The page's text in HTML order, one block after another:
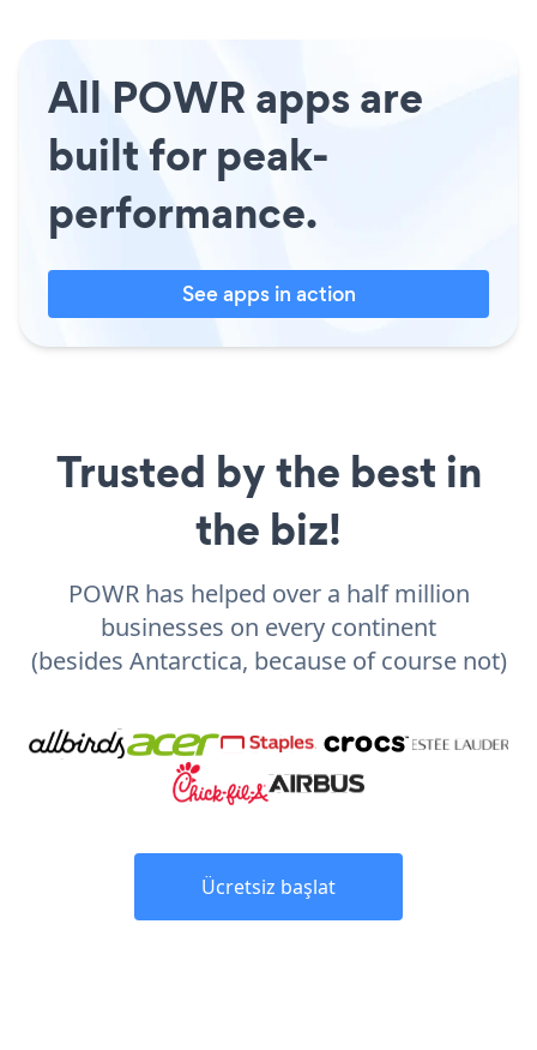
All POWR apps are
built for peak-
performance.
See apps in action
Trusted by the best in
the biz!
POWR has helped over a half million
businesses on every continent
(besides Antarctica, because of course not)
Ücretsiz başlat